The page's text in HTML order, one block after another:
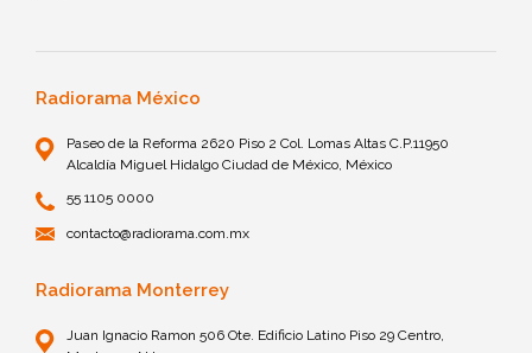
Radiorama México
Paseo de la Reforma 2620 Piso 2 Col. Lomas Altas C.P.11950
Alcaldía Miguel Hidalgo Ciudad de México, México
55 1105 0000
contacto@radiorama.com.mx
Radiorama Monterrey
Juan Ignacio Ramon 506 Ote. Edificio Latino Piso 29 Centro,